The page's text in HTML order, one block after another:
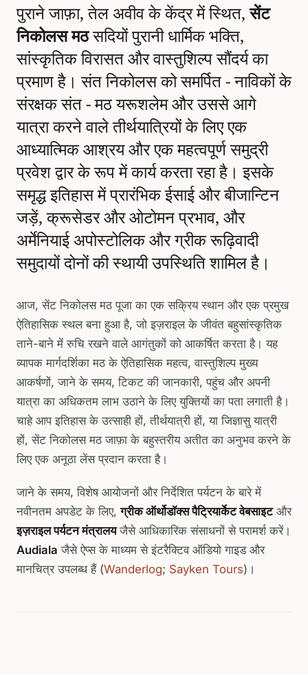
पुराने जाफ़ा, तेल अवीव के केंद्र में स्थित,सेंट
निकोलस मठसदियों पुरानी धार्मिक भक्ति,
सांस्कृतिक विरासत और वास्तुशिल्प सौंदर्य का
प्रमाण है। संत निकोलस को समर्पित - नाविकों के
संरक्षक संत - मठ यरूशलेम और उससे आगे
यात्रा करने वाले तीर्थयात्रियों के लिए एक
आध्यात्मिक आश्रय और एक महत्वपूर्ण समुद्री
प्रवेश द्वार के रूप में कार्य करता रहा है। इसके
समृद्ध इतिहास में प्रारंभिक ईसाई और बीजान्टिन
जड़ें, क्रूसेडर और ओटोमन प्रभाव, और
अर्मेनियाई अपोस्टोलिक और ग्रीक रूढ़िवादी
समुदायों दोनों की स्थायी उपस्थिति शामिल है।
आज, सेंट निकोलस मठ पूजा का एक सक्रिय स्थान और एक प्रमुख
ऐतिहासिक स्थल बना हुआ है, जो इज़राइल के जीवंत बहुसांस्कृतिक
ताने-बाने में रुचि रखने वाले आगंतुकों को आकर्षित करता है। यह
व्यापक मार्गदर्शिका मठ के ऐतिहासिक महत्व, वास्तुशिल्प मुख्य
आकर्षणों, जाने के समय, टिकट की जानकारी, पहुंच और अपनी
यात्रा का अधिकतम लाभ उठाने के लिए युक्तियों का पता लगाती है।
चाहे आप इतिहास के उत्साही हों, तीर्थयात्री हों, या जिज्ञासु यात्री
हों, सेंट निकोलस मठ जाफ़ा के बहुस्तरीय अतीत का अनुभव करने के
लिए एक अनूठा लेंस प्रदान करता है।
जाने के समय, विशेष आयोजनों और निर्देशित पर्यटन के बारे में
नवीनतम अपडेट के लिए,ग्रीक ऑर्थोडॉक्स पैट्रियार्केट वेबसाइटऔर
इज़राइल पर्यटन मंत्रालयजैसे आधिकारिक संसाधनों से परामर्श करें।
Audiala जैसे ऐप्स के माध्यम से इंटरैक्टिव ऑडियो गाइड और
मानचित्र उपलब्ध हैं (Wanderlog; Sayken Tours)।